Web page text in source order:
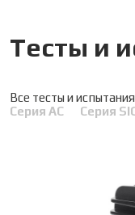
Тесты и
Все тесты и испытания
Серия АС
Серия